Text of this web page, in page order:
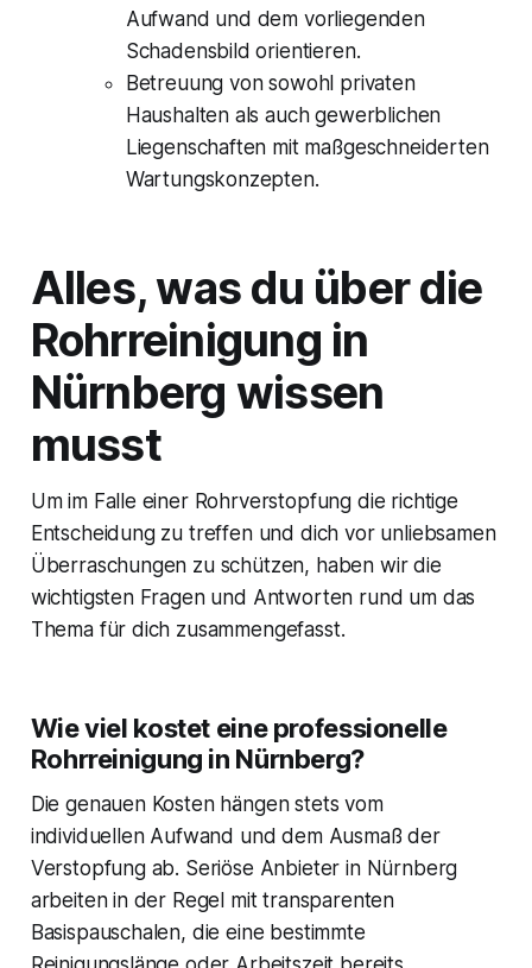
Aufwand und dem vorliegenden
Schadensbild orientieren.
Betreuung von sowohl privaten
Haushalten als auch gewerblichen
Liegenschaften mit maßgeschneiderten
Wartungskonzepten.
Alles, was du über die
Rohrreinigung in
Nürnberg wissen
musst
Um im Falle einer Rohrverstopfung die richtige
Entscheidung zu treffen und dich vor unliebsamen
Überraschungen zu schützen, haben wir die
wichtigsten Fragen und Antworten rund um das
Thema für dich zusammengefasst.
Wie viel kostet eine professionelle
Rohrreinigung in Nürnberg?
Die genauen Kosten hängen stets vom
individuellen Aufwand und dem Ausmaß der
Verstopfung ab. Seriöse Anbieter in Nürnberg
arbeiten in der Regel mit transparenten
Basispauschalen, die eine bestimmte